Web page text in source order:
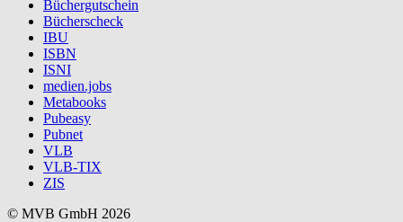
Büchergutschein
Bücherscheck
IBU
ISBN
ISNI
medien.jobs
Metabooks
Pubeasy
Pubnet
VLB
VLB-TIX
ZIS
© MVB GmbH 2026